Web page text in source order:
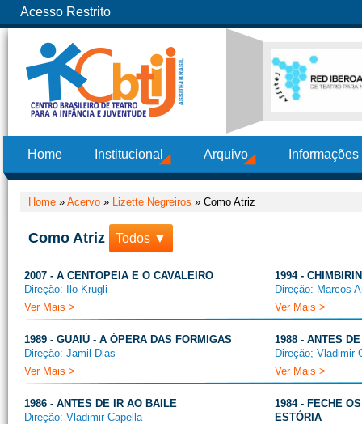
Acesso Restrito
Home Institucional Arquivo
Home » Acervo » Lizette Negreiros » Como Atriz
Como Atriz Todos ▼
2007 - A CENTOPEIA E O CAVALEIRO
Direção: Ilo Krugli
Ver Mais >
1994 -
Direção: Marcos
Ver Mais >
1989 - GUAIÚ - A ÓPERA DAS FORMIGAS
Direção: Jamil Dias
Ver Mais >
1988 - ANTES
Direção; Vladimir
Ver Mais >
1986 - ANTES DE IR AO BAILE
Direção: Vladimir Capella
1984 - FECHE
ESTÓRIA